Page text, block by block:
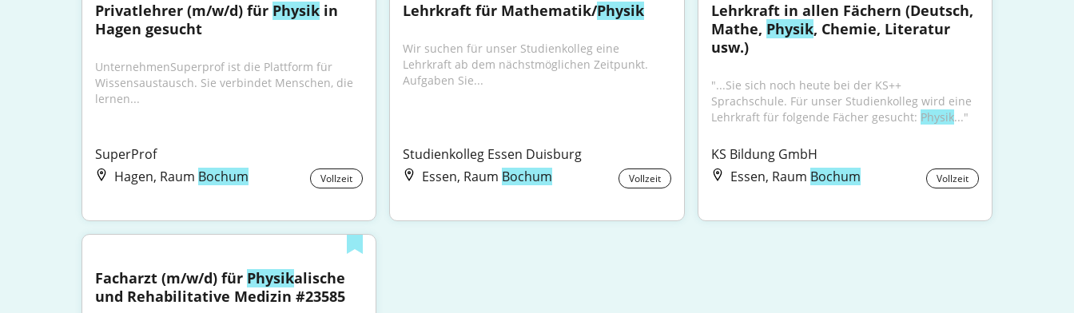
Privatlehrer (m/w/d) für Physik in
Hagen gesucht
UnternehmenSuperprof ist die Plattform für
Wissensaustausch. Sie verbindet Menschen, die
lernen...
SuperProf
Hagen, Raum Bochum Vollzeit
Lehrkraft für Mathematik/Physik
Wir suchen für unser Studienkolleg eine
Lehrkraft ab dem nächstmöglichen Zeitpunkt.
Aufgaben Sie...
Studienkolleg Essen Duisburg
Essen, Raum Bochum Vollzeit
Lehrkraft in allen Fächern (Deutsch,
Mathe, Physik, Chemie, Literatur
usw.)
"...Sie sich noch heute bei der KS++
Sprachschule. Für unser Studienkolleg wird eine
Lehrkraft für folgende Fächer gesucht: Physik..."
KS Bildung GmbH
Essen, Raum Bochum Vollzeit
Facharzt (m/w/d) für Physikalische
und Rehabilitative Medizin #23585